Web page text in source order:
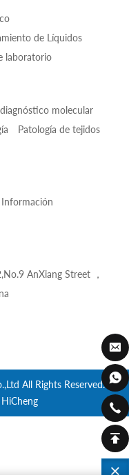
de Líquidos
laboratorio
molecular
Patología de tejidos
AnXiang Street ，
All Rights Reserved.